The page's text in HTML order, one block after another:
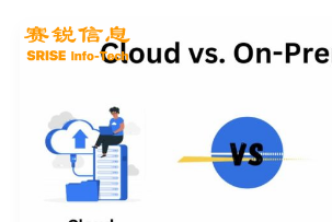
看
懂
云、
私